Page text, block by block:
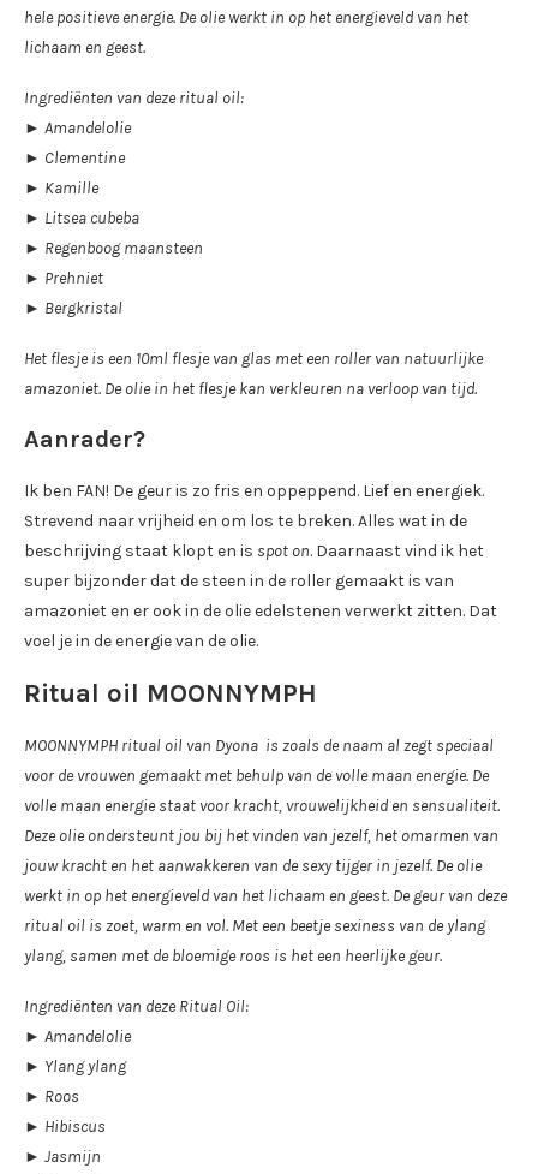
hele positieve energie. De olie werkt in op het energieveld van het
lichaam en geest.
Ingrediënten van deze ritual oil:
► Amandelolie
► Clementine
► Kamille
► Litsea cubeba
► Regenboog maansteen
► Prehniet
► Bergkristal
Het flesje is een 10ml flesje van glas met een roller van natuurlijke
amazoniet. De olie in het flesje kan verkleuren na verloop van tijd.
Aanrader?
Ik ben FAN! De geur is zo fris en oppeppend. Lief en energiek.
Strevend naar vrijheid en om los te breken. Alles wat in de
beschrijving staat klopt en is spot on. Daarnaast vind ik het
super bijzonder dat de steen in de roller gemaakt is van
amazoniet en er ook in de olie edelstenen verwerkt zitten. Dat
voel je in de energie van de olie.
Ritual oil MOONNYMPH
MOONNYMPH ritual oil van Dyona is zoals de naam al zegt speciaal
voor de vrouwen gemaakt met behulp van de volle maan energie. De
volle maan energie staat voor kracht, vrouwelijkheid en sensualiteit.
Deze olie ondersteunt jou bij het vinden van jezelf, het omarmen van
jouw kracht en het aanwakkeren van de sexy tijger in jezelf. De olie
werkt in op het energieveld van het lichaam en geest. De geur van deze
ritual oil is zoet, warm en vol. Met een beetje sexiness van de ylang
ylang, samen met de bloemige roos is het een heerlijke geur.
Ingrediënten van deze Ritual Oil:
► Amandelolie
► Ylang ylang
► Roos
► Hibiscus
► Jasmijn